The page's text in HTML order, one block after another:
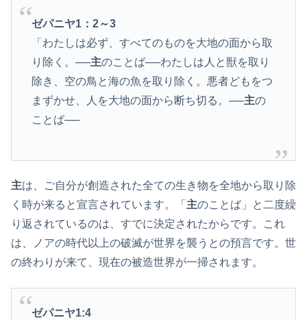
ゼパニヤ1：2～3
「わたしは必ず、すべてのものを大地の面から取
り除く。──主のことば──わたしは人と獣を取り
除き、空の鳥と海の魚を取り除く。悪者どもをつ
まずかせ、人を大地の面から断ち切る。──主の
ことば──
主は、ご自分が創造された全ての生き物を全地から取り除
く時が来ると宣言されています。「 主のことば」と二度繰
り返されているのは、すでに決定されたからです。これ
は、ノアの時代以上の破滅が世界を襲うとの預言です。世
の終わりが来て、現在の被造世界が一掃されます。
ゼパニヤ1:4